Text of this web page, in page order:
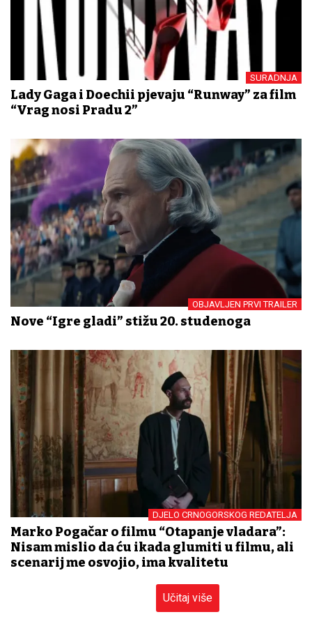
SURADNJA
Lady Gaga i Doechii pjevaju “Runway” za film
“Vrag nosi Pradu 2”
OBJAVLJEN PRVI TRAILER
Nove “Igre gladi” stižu 20. studenoga
DJELO CRNOGORSKOG REDATELJA
Marko Pogačar o filmu “Otapanje vladara”:
Nisam mislio da ću ikada glumiti u filmu, ali
scenarij me osvojio, ima kvalitetu
Učitaj više